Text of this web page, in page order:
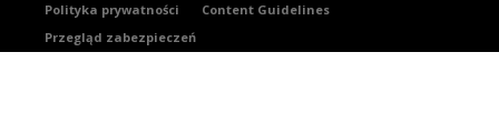
Polityka prywatności
Content Guidelines
Przegląd zabezpieczeń